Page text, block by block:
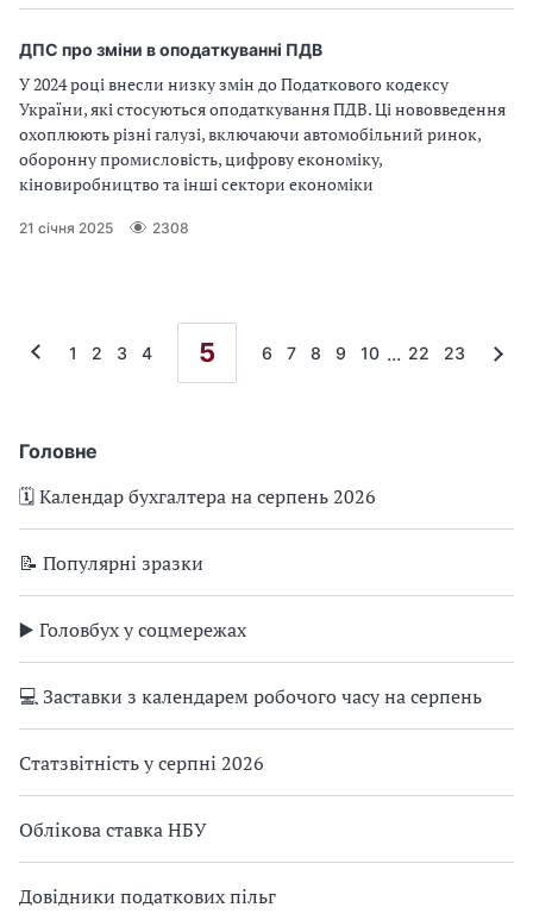
Головне
🗓️ Календар бухгалтера на серпень 2026
📝 Популярні зразки
▶️ Головбух у соцмережах
💻 Заставки з календарем робочого часу на серпень
Статзвітність у серпні 2026
Облікова ставка НБУ
Довідники податкових пільг
ДПС про зміни в оподаткуванні ПДВ
У 2024 році внесли низку змін до Податкового кодексу
України, які стосуються оподаткування ПДВ. Ці нововведення
охоплюють різні галузі, включаючи автомобільний ринок,
оборонну промисловість, цифрову економіку,
кіновиробництво та інші сектори економіки
21 січня 2025 2308
1 2 3 4 5 6 7 8 9 10 ... 22 23